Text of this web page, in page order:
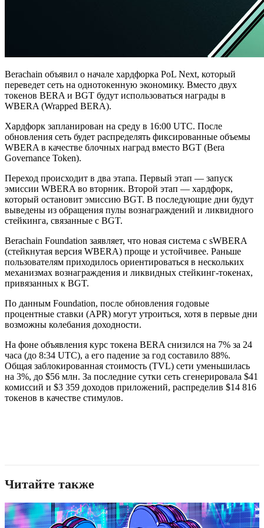
Berachain объявил о начале хардфорка PoL Next, который
переведет сеть на однотокенную экономику. Вместо двух
токенов BERA и BGT будут использоваться награды в
WBERA (Wrapped BERA).
Хардфорк запланирован на среду в 16:00 UTC. После
обновления сеть будет распределять фиксированные объемы
WBERA в качестве блочных наград вместо BGT (Bera
Governance Token).
Переход происходит в два этапа. Первый этап — запуск
эмиссии WBERA во вторник. Второй этап — хардфорк,
который остановит эмиссию BGT. В последующие дни будут
выведены из обращения пулы вознаграждений и ликвидного
стейкинга, связанные с BGT.
Berachain Foundation заявляет, что новая система с sWBERA
(стейкнутая версия WBERA) проще и устойчивее. Раньше
пользователям приходилось ориентироваться в нескольких
механизмах вознаграждения и ликвидных стейкинг-токенах,
привязанных к BGT.
По данным Foundation, после обновления годовые
процентные ставки (APR) могут утроиться, хотя в первые дни
возможны колебания доходности.
На фоне объявления курс токена BERA снизился на 7% за 24
часа (до 8:34 UTC), а его падение за год составило 88%.
Общая заблокированная стоимость (TVL) сети уменьшилась
на 3%, до $56 млн. За последние сутки сеть сгенерировала $41
комиссий и $3 359 доходов приложений, распределив $14 816
токенов в качестве стимулов.
Читайте также